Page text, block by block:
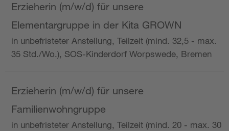
Erzieherin (m/w/d) für unsere
Elementargruppe in der Kita GROWN
in unbefristeter Anstellung, Teilzeit (mind. 32,5 - max.
35 Std./Wo.), SOS-Kinderdorf Worpswede, Bremen
Erzieherin (m/w/d) für unsere
Familienwohngruppe
in unbefristeter Anstellung, Teilzeit (mind. 20 - max. 30